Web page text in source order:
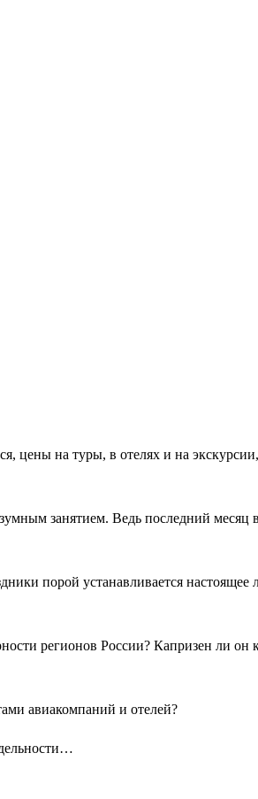
цены на туры, в отелях и на
занятием. Ведь последний
порой устанавливается
регионов России? Капризен ли он
авиакомпаний и отелей?